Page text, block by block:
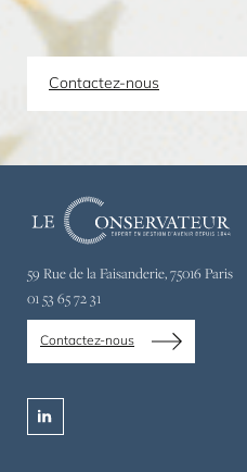
Contactez-nous
59 Rue de la Faisanderie, 75016 Paris
01 53 65 72 31
Contactez-nous
linkedin